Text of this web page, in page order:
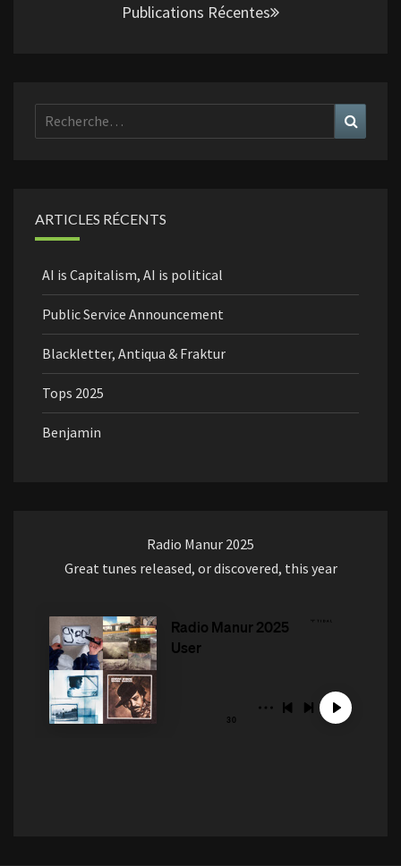
Publications Récentes
Rechercher :
ARTICLES RÉCENTS
AI is Capitalism, AI is political
Public Service Announcement
Blackletter, Antiqua & Fraktur
Tops 2025
Benjamin
Radio Manur 2025
Great tunes released, or discovered, this year